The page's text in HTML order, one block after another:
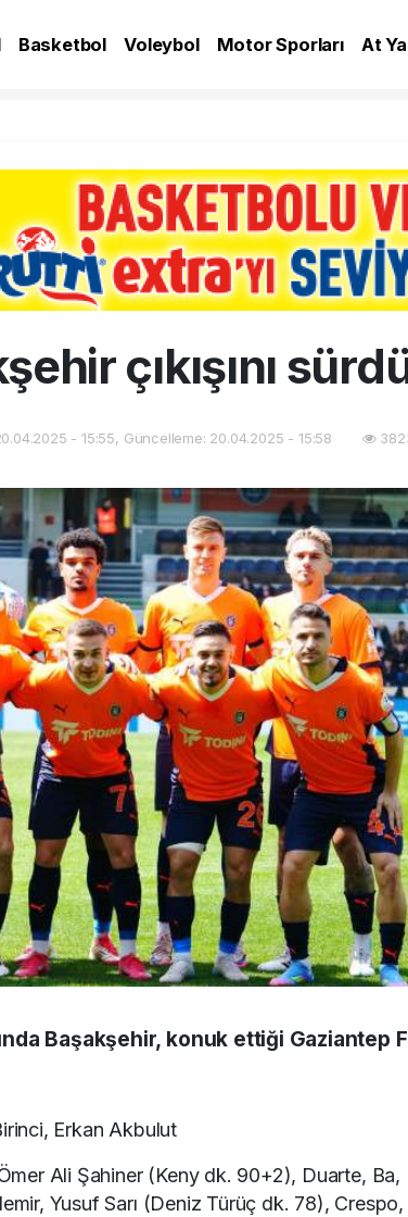
Basketbol Voleybol Motor Sporları At
çıkışını
- 15:55, Güncelleme: 20.04.2025 - 15:58
Başakşehir, konuk ettiği Gaziantep
Erkan Akbulut
Ali Şahiner (Keny dk. 90+2), Duarte, Ba,
Yusuf Sarı (Deniz Türüç dk. 78), Crespo,